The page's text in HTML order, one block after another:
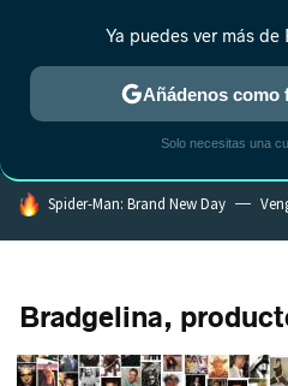
ESTRENOS REALITY
HOY SE HABLA DE
Spider-Man: Brand New Day
Bradgelina,
Ya puedes ver más
Añádenos como
Solo necesitas una